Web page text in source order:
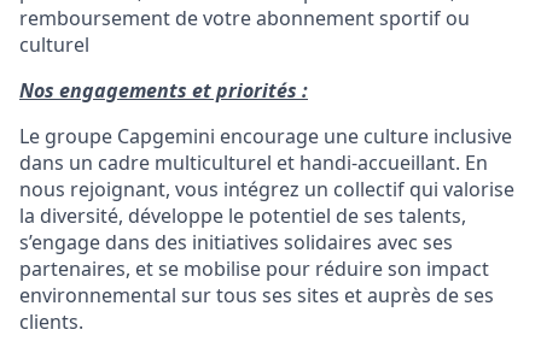
remboursement de votre abonnement sportif ou
culturel
Nos engagements et priorités :
Le groupe Capgemini encourage une culture inclusive
dans un cadre multiculturel et handi-accueillant. En
nous rejoignant, vous intégrez un collectif qui valorise
la diversité, développe le potentiel de ses talents,
s’engage dans des initiatives solidaires avec ses
partenaires, et se mobilise pour réduire son impact
environnemental sur tous ses sites et auprès de ses
clients.